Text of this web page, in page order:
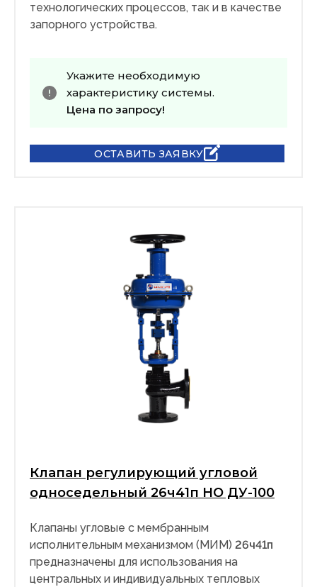
технологических процессов, так и в качестве
запорного устройства.
Укажите необходимую
характеристику системы.
Цена по запросу!
ОСТАВИТЬ ЗАЯВКУ
Клапан регулирующий угловой
односедельный 26ч41п НО ДУ-100
Клапаны угловые с мембранным
исполнительным механизмом (МИМ) 26ч41п
предназначены для использования на
центральных и индивидуальных тепловых